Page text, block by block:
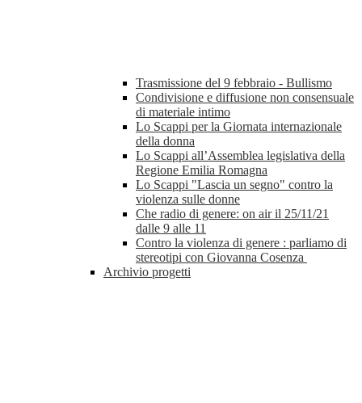
Trasmissione del 9 febbraio - Bullismo
Condivisione e diffusione non consensuale
di materiale intimo
Lo Scappi per la Giornata internazionale
della donna
Lo Scappi all’Assemblea legislativa della
Regione Emilia Romagna
Lo Scappi "Lascia un segno" contro la
violenza sulle donne
Che radio di genere: on air il 25/11/21
dalle 9 alle 11
Contro la violenza di genere : parliamo di
stereotipi con Giovanna Cosenza
Archivio progetti